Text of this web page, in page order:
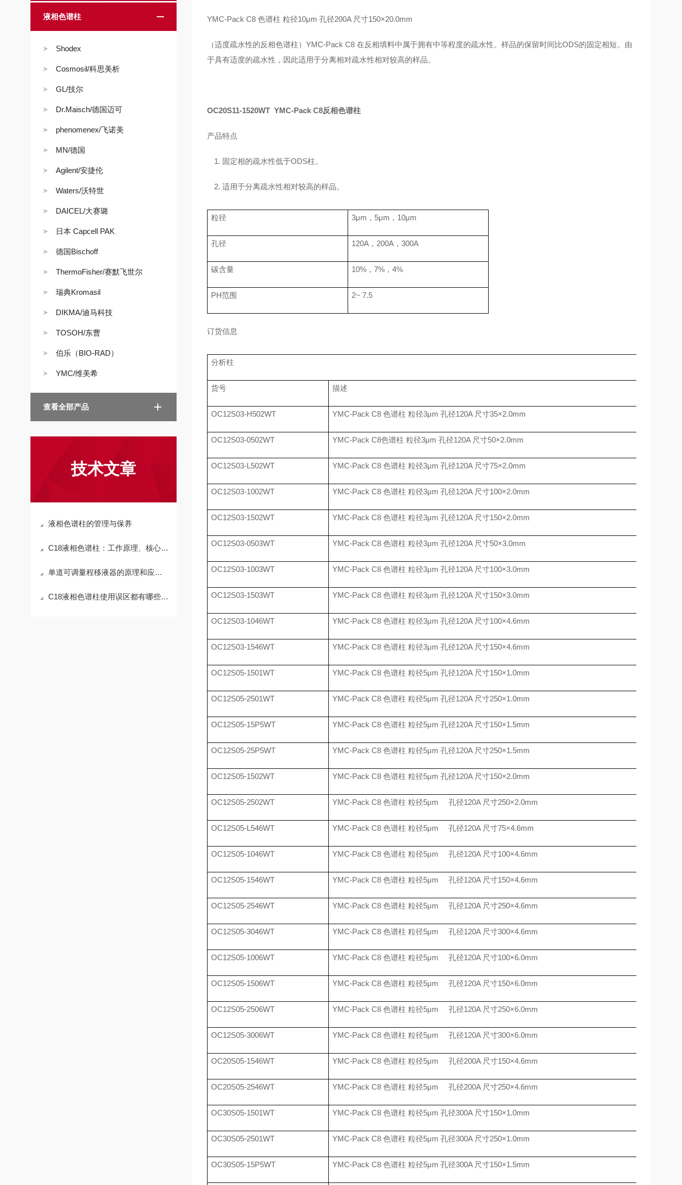
液相色谱柱
Shodex
Cosmosil/科思美析
GL/技尔
Dr.Maisch/德国迈可
phenomenex/飞诺美
MN/德国
Agilent/安捷伦
Waters/沃特世
DAICEL/大赛璐
日本 Capcell PAK
德国Bischoff
ThermoFisher/赛默飞世尔
瑞典Kromasil
DIKMA/迪马科技
TOSOH/东曹
伯乐（BIO-RAD）
YMC/维美希
查看全部产品
技术文章
液相色谱柱的管理与保养
C18液相色谱柱：工作原理、核心参数与应用场景解析
单道可调量程移液器的原理和应用介绍
C18液相色谱柱使用误区都有哪些呢？
YMC-Pack C8 色谱柱 粒径10μm 孔径200A 尺寸150×20.0mm
（适度疏水性的反相色谱柱） YMC-Pack C8 在反相填料中属于拥有中等程度的疏水性。样品的保留时间比ODS的固定相短。由
于具有适度的疏水性，因此适用于分离相对疏水性相对较高的样品。
OC20S11-1520WT YMC-Pack C8反相色谱柱
产品特点
1. 固定相的疏水性低于ODS柱。
2. 适用于分离疏水性相对较高的样品。
粒径 3μm ， 5μm ， 10μm
孔径 120A， 200A， 300A
碳含量 10%， 7%， 4%
PH范围 2~ 7.5
订货信息
分析柱
货号 描述
OC12S03-H502WT YMC-Pack C8 色谱柱 粒径3μm 孔径120A 尺寸35×2.0mm
OC12S03-0502WT YMC-Pack C8色谱柱 粒径3μm 孔径120A 尺寸50×2.0mm
OC12S03-L502WT YMC-Pack C8 色谱柱 粒径3μm 孔径120A 尺寸75×2.0mm
OC12S03-1002WT YMC-Pack C8 色谱柱 粒径3μm 孔径120A 尺寸100×2.0mm
OC12S03-1502WT YMC-Pack C8 色谱柱 粒径3μm 孔径120A 尺寸150×2.0mm
OC12S03-0503WT YMC-Pack C8 色谱柱 粒径3μm 孔径120A 尺寸50×3.0mm
OC12S03-1003WT YMC-Pack C8 色谱柱 粒径3μm 孔径120A 尺寸100×3.0mm
OC12S03-1503WT YMC-Pack C8 色谱柱 粒径3μm 孔径120A 尺寸150×3.0mm
OC12S03-1046WT YMC-Pack C8 色谱柱 粒径3μm 孔径120A 尺寸100×4.6mm
OC12S03-1546WT YMC-Pack C8 色谱柱 粒径3μm 孔径120A 尺寸150×4.6mm
OC12S05-1501WT YMC-Pack C8 色谱柱 粒径5μm 孔径120A 尺寸150×1.0mm
OC12S05-2501WT YMC-Pack C8 色谱柱 粒径5μm 孔径120A 尺寸250×1.0mm
OC12S05-15P5WT YMC-Pack C8 色谱柱 粒径5μm 孔径120A 尺寸150×1.5mm
OC12S05-25P5WT YMC-Pack C8 色谱柱 粒径5μm 孔径120A 尺寸250×1.5mm
OC12S05-1502WT YMC-Pack C8 色谱柱 粒径5μm 孔径120A 尺寸150×2.0mm
OC12S05-2502WT YMC-Pack C8 色谱柱 粒径5μm 孔径120A 尺寸250×2.0mm
OC12S05-L546WT YMC-Pack C8 色谱柱 粒径5μm 孔径120A 尺寸75×4.6mm
OC12S05-1046WT YMC-Pack C8 色谱柱 粒径5μm 孔径120A 尺寸100×4.6mm
OC12S05-1546WT YMC-Pack C8 色谱柱 粒径5μm 孔径120A 尺寸150×4.6mm
OC12S05-2546WT YMC-Pack C8 色谱柱 粒径5μm 孔径120A 尺寸250×4.6mm
OC12S05-3046WT YMC-Pack C8 色谱柱 粒径5μm 孔径120A 尺寸300×4.6mm
OC12S05-1006WT YMC-Pack C8 色谱柱 粒径5μm 孔径120A 尺寸100×6.0mm
OC12S05-1506WT YMC-Pack C8 色谱柱 粒径5μm 孔径120A 尺寸150×6.0mm
OC12S05-2506WT YMC-Pack C8 色谱柱 粒径5μm 孔径120A 尺寸250×6.0mm
OC12S05-3006WT YMC-Pack C8 色谱柱 粒径5μm 孔径120A 尺寸300×6.0mm
OC20S05-1546WT YMC-Pack C8 色谱柱 粒径5μm 孔径200A 尺寸150×4.6mm
OC20S05-2546WT YMC-Pack C8 色谱柱 粒径5μm 孔径200A 尺寸250×4.6mm
OC30S05-1501WT YMC-Pack C8 色谱柱 粒径5μm 孔径300A 尺寸150×1.0mm
OC30S05-2501WT YMC-Pack C8 色谱柱 粒径5μm 孔径300A 尺寸250×1.0mm
OC30S05-15P5WT YMC-Pack C8 色谱柱 粒径5μm 孔径300A 尺寸150×1.5mm